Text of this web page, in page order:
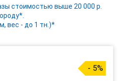
стоимостью выше 20 000 р.
вес - до 1 тн.)*
- 5%